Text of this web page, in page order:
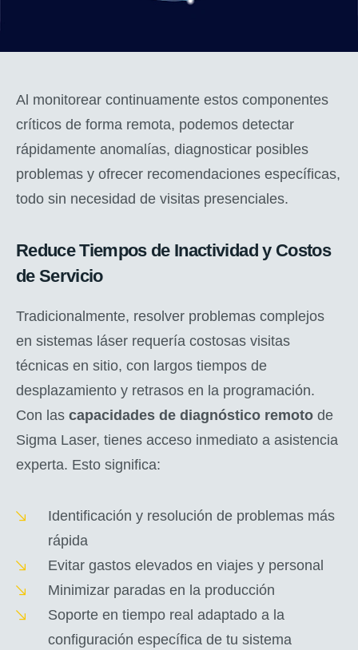
Al monitorear continuamente estos componentes
críticos de forma remota, podemos detectar
rápidamente anomalías, diagnosticar posibles
problemas y ofrecer recomendaciones específicas,
todo sin necesidad de visitas presenciales.
Reduce Tiempos de Inactividad y Costos
de Servicio
Tradicionalmente, resolver problemas complejos
en sistemas láser requería costosas visitas
técnicas en sitio, con largos tiempos de
desplazamiento y retrasos en la programación.
Con las capacidades de diagnóstico remoto de
Sigma Laser, tienes acceso inmediato a asistencia
experta. Esto significa:
Identificación y resolución de problemas más
rápida
Evitar gastos elevados en viajes y personal
Minimizar paradas en la producción
Soporte en tiempo real adaptado a la
configuración específica de tu sistema